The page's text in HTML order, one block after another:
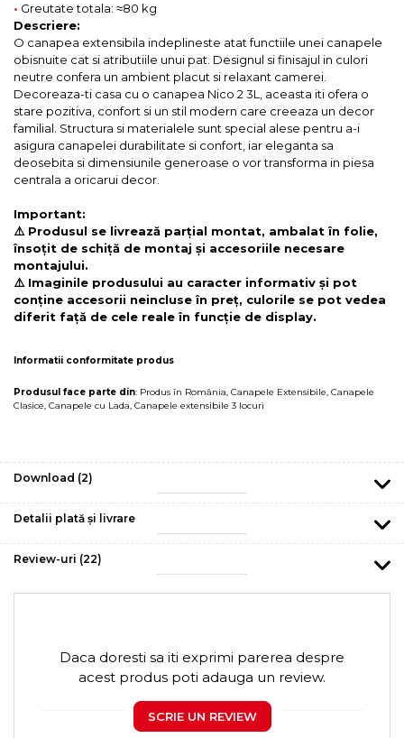
• Greutate totala: ≈80 kg
Descriere:
O canapea extensibila indeplineste atat functiile unei canapele
obisnuite cat si atributiile unui pat. Designul si finisajul in culori
neutre confera un ambient placut si relaxant camerei.
Decoreaza-ti casa cu o canapea Nico 2 3L, aceasta iti ofera o
stare pozitiva, confort si un stil modern care creeaza un decor
familial. Structura si materialele sunt special alese pentru a-i
asigura canapelei durabilitate si confort, iar eleganta sa
deosebita si dimensiunile generoase o vor transforma in piesa
centrala a oricarui decor.
Important:
⚠️ Produsul se livrează parțial montat, ambalat în folie,
însoțit de schiță de montaj și accesoriile necesare
montajului.
⚠️ Imaginile produsului au caracter informativ și pot
conține accesorii neincluse în preț, culorile se pot vedea
diferit față de cele reale în funcție de display.
Informatii conformitate produs
Produsul face parte din: Produs în România, Canapele Extensibile, Canapele
Clasice, Canapele cu Lada, Canapele extensibile 3 locuri
Download (2)
Detalii plată și livrare
Review-uri (22)
Daca doresti sa iti exprimi parerea despre
acest produs poti adauga un review.
SCRIE UN REVIEW